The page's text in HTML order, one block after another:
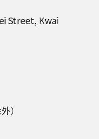
Street, Kwai
）